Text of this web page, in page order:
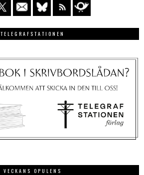
TELEGRAFSTATIONEN
VECKANS OPULENS